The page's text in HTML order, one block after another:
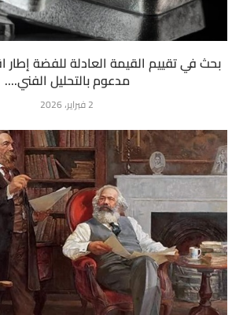
بحث في تقييم القيمة العادلة للفضة
مدعوم بالتحليل الفني....
2 فبراير، 2026